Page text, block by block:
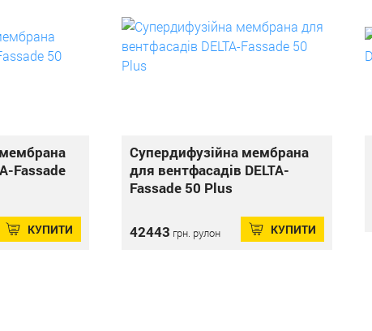
Fassade
КУПИТИ
Супердифузійна мембрана
для вентфасадів DELTA-
Fassade 50 Plus
42443 грн. рулон КУПИТИ